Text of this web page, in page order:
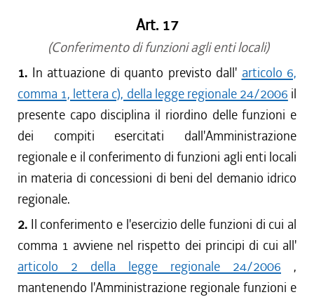
Art. 17
(Conferimento di funzioni agli enti locali)
1. In attuazione di quanto previsto dall' articolo 6,
comma 1, lettera c), della legge regionale 24/2006 il
presente capo disciplina il riordino delle funzioni e
dei compiti esercitati dall'Amministrazione
regionale e il conferimento di funzioni agli enti locali
in materia di concessioni di beni del demanio idrico
regionale.
2. Il conferimento e l'esercizio delle funzioni di cui al
comma 1 avviene nel rispetto dei principi di cui all'
articolo 2 della legge regionale 24/2006 ,
mantenendo l'Amministrazione regionale funzioni e